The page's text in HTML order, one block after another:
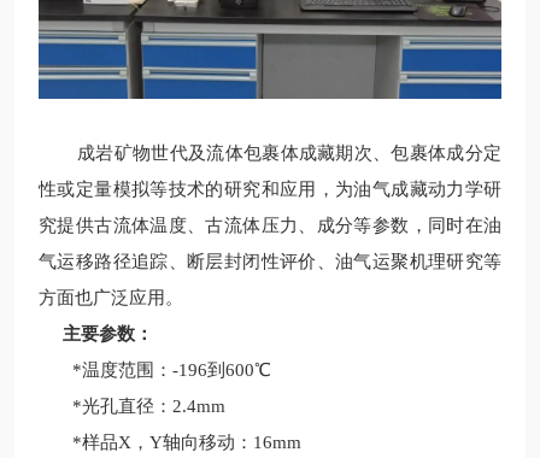
成岩矿物世代及流体包裹体成藏期次、包裹体成分定
性或定量模拟等技术的研究和应用，为油气成藏动力学研
究提供古流体温度、古流体压力、成分等参数，同时在油
气运移路径追踪、断层封闭性评价、油气运聚机理研究等
方面也广泛应用。
主要参数：
*温度范围：-196到600℃
*光孔直径：2.4mm
*样品X，Y轴向移动：16mm